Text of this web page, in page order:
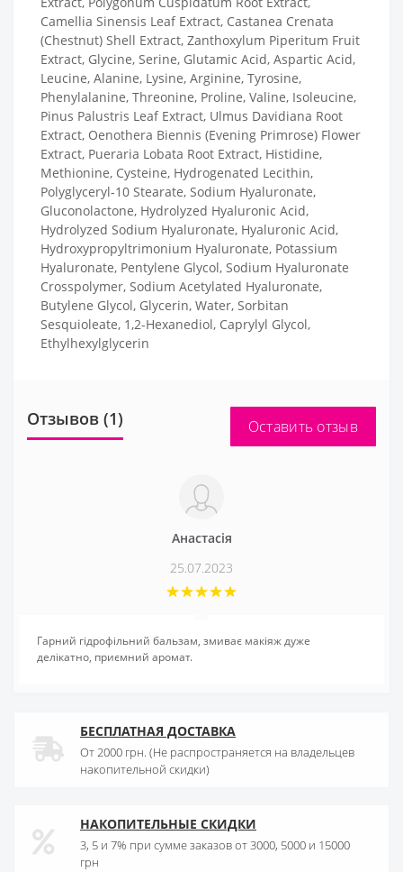
Camellia Sinensis Leaf Extract, Castanea Crenata
(Chestnut) Shell Extract, Zanthoxylum Piperitum Fruit
Extract, Glycine, Serine, Glutamic Acid, Aspartic Acid,
Leucine, Alanine, Lysine, Arginine, Tyrosine,
Phenylalanine, Threonine, Proline, Valine, Isoleucine,
Pinus Palustris Leaf Extract, Ulmus Davidiana Root
Extract, Oenothera Biennis (Evening Primrose) Flower
Extract, Pueraria Lobata Root Extract, Histidine,
Methionine, Cysteine, Hydrogenated Lecithin,
Polyglyceryl-10 Stearate, Sodium Hyaluronate,
Gluconolactone, Hydrolyzed Hyaluronic Acid,
Hydrolyzed Sodium Hyaluronate, Hyaluronic Acid,
Hydroxypropyltrimonium Hyaluronate, Potassium
Hyaluronate, Pentylene Glycol, Sodium Hyaluronate
Crosspolymer, Sodium Acetylated Hyaluronate,
Butylene Glycol, Glycerin, Water, Sorbitan
Sesquioleate, 1,2-Hexanediol, Caprylyl Glycol,
Ethylhexylglycerin
Отзывов (1) Оставить отзыв
Анастасія
25.07.2023
Гарний гідрофільний бальзам, змиває макіяж дуже
делікатно, приємний аромат.
БЕСПЛАТНАЯ ДОСТАВКА
От 2000 грн. (Не распространяется на владельцев
накопительной скидки)
НАКОПИТЕЛЬНЫЕ СКИДКИ
3, 5 и 7% при сумме заказов от 3000, 5000 и 15000
грн